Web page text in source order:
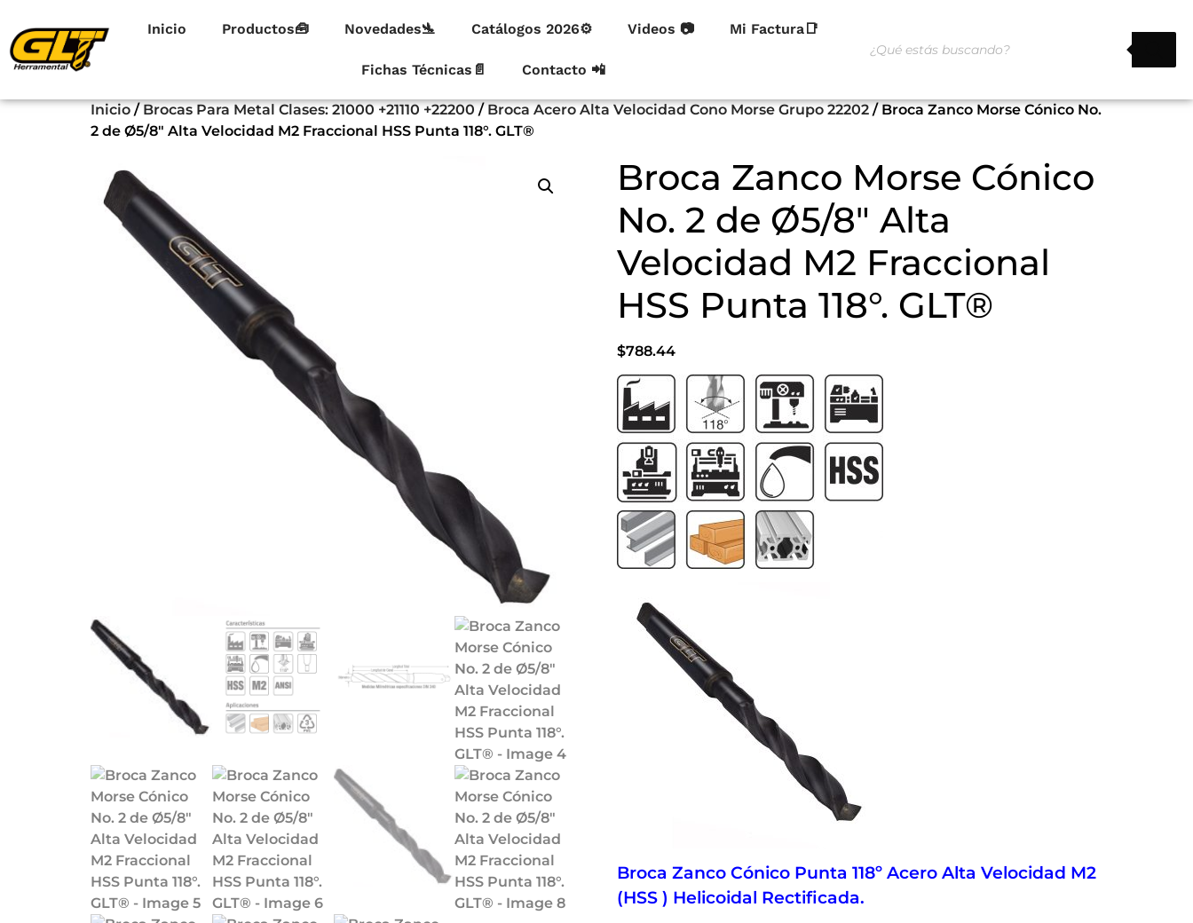
Inicio Productos🧰 Novedades🛬 Catálogos 2026⚙ Videos 📷 Mi Factura📑
Fichas Técnicas📄 Contacto 📲
Inicio/Brocas Para Metal Clases: 21000 +21110 +22200/Broca Acero Alta Velocidad Cono Morse Grupo 22202/ Broca Zanco Morse Cónico No.
2 de Ø5/8″ Alta Velocidad M2 Fraccional HSS Punta 118°. GLT®
Broca Zanco Morse Cónico
No. 2 de Ø5/8″ Alta
Velocidad M2 Fraccional
HSS Punta 118°. GLT®
$788.44
Broca Zanco Cónico Punta 118º Acero Alta Velocidad M2
(HSS ) Helicoidal Rectificada.